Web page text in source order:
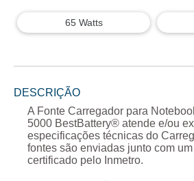
65 Watts
DESCRIÇÃO
A Fonte Carregador para
5000 BestBattery® atende e/ou
especificações técnicas do
fontes são enviadas junto com
certificado pelo Inmetro.